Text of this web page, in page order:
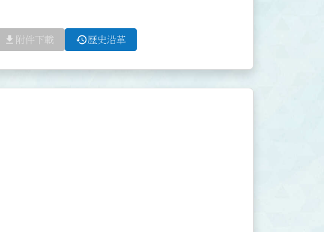
file_download 附件下載 history歷史沿革